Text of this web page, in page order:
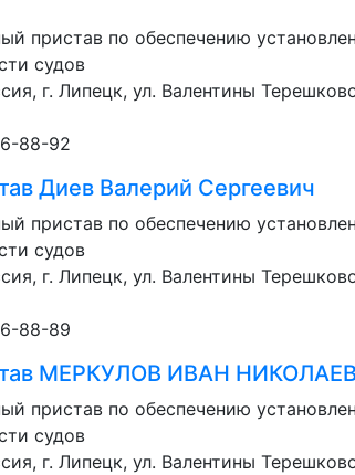
пристав по обеспечению
судов
г. Липецк, ул. Валентины
88-92
Диев Валерий Сергеевич
пристав по обеспечению
судов
г. Липецк, ул. Валентины
88-89
МЕРКУЛОВ ИВАН
пристав по обеспечению
судов
г. Липецк, ул. Валентины